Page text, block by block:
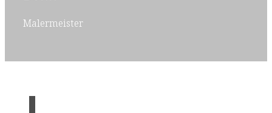
Malermeister